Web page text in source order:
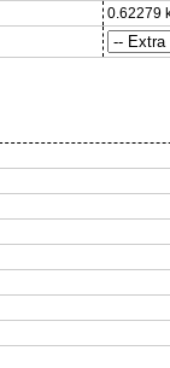
0.62279